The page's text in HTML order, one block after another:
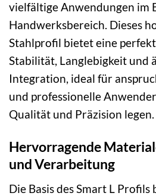
vielfältige Anwendungen im
Handwerksbereich. Dieses
Stahlprofil bietet eine
Stabilität, Langlebigkeit und
Integration, ideal für
und professionelle
Qualität und Präzision legen.
Hervorragende
und Verarbeitung
Die Basis des Smart L